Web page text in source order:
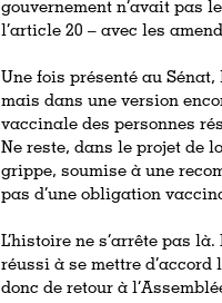
gouvernement n’avait pas
l’article 20 – avec les
Une fois présenté au
mais dans une version
vaccinale des personnes
Ne reste, dans le projet de
grippe, soumise à une
pas d’une obligation
L’histoire ne s’arrête pas
réussi à se mettre
donc de retour à